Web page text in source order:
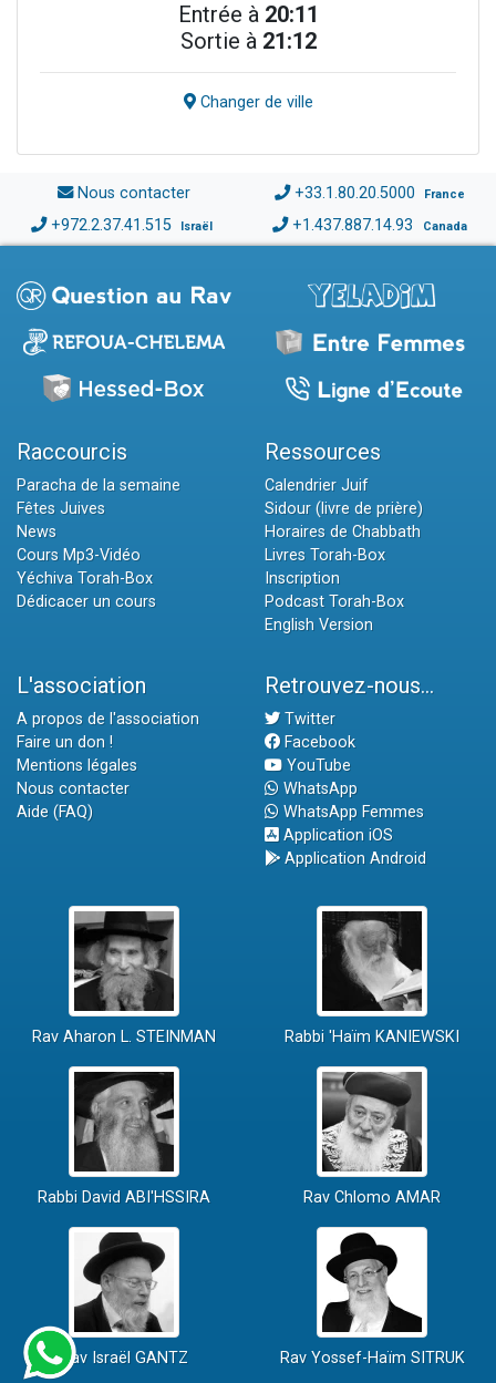
Entrée à 20:11
Sortie à 21:12
Changer de ville
Nous contacter +33.1.80.20.5000 France
+972.2.37.41.515 Israël +1.437.887.14.93 Canada
Raccourcis
Paracha de la semaine
Fêtes Juives
News
Cours Mp3-Vidéo
Yéchiva Torah-Box
Dédicacer un cours
Ressources
Calendrier Juif
Sidour (livre de prière)
Horaires de Chabbath
Livres Torah-Box
Inscription
Podcast Torah-Box
English Version
L'association
A propos de l'association
Faire un don !
Mentions légales
Nous contacter
Aide (FAQ)
Retrouvez-nous...
Twitter
Facebook
YouTube
WhatsApp
WhatsApp Femmes
Application iOS
Application Android
Rav Aharon L. STEINMAN Rabbi 'Haïm KANIEWSKI
Rabbi David ABI'HSSIRA Rav Chlomo AMAR
Rav Israël GANTZ Rav Yossef-Haïm SITRUK